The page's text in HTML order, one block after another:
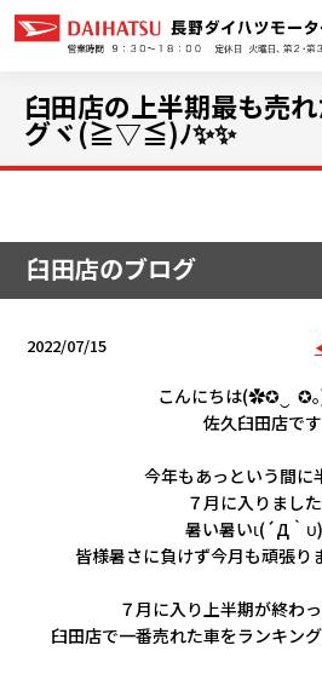
展
店
ご
ア
会
臼田店の上半期最も売
グヾ(≧▽≦)ﾉ✨✨
臼田店のブログ
2022/07/15
こんにちは(✿✪‿ ✪｡
佐久臼田店です
今年もあっという間に
７月に入りました
暑い暑いι(´Д｀
皆様暑さに負けず今月も頑張
７月に入り上半期が終わ
臼田店で一番売れた車をランキン